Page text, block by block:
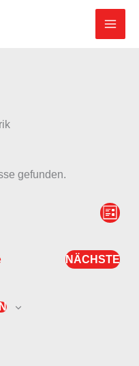
gefunden.
LISTE
NÄCHSTE